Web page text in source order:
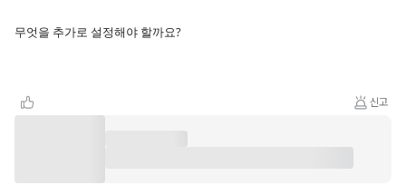
무엇을 추가로 설정해야 할까요?
신고